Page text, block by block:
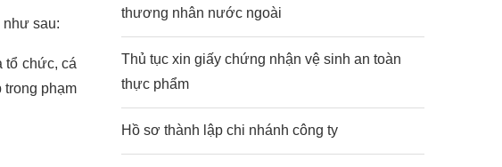
như sau:
tổ chức, cá
trong phạm
thương nhân nước ngoài
Thủ tục xin giấy chứng nhận vệ sinh an toàn
thực phẩm
Hồ sơ thành lập chi nhánh công ty